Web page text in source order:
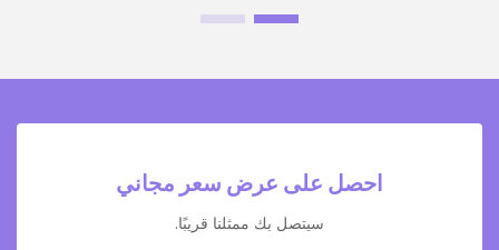
احصل على عرض سعر مجاني
سيتصل بك ممثلنا قريبًا.